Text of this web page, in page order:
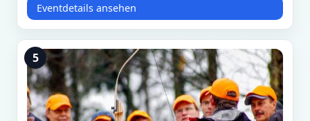
Eventdetails ansehen
5